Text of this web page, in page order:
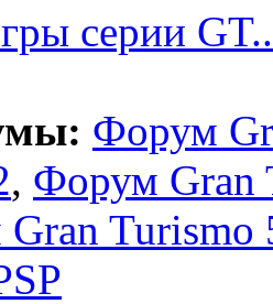
серии
Форум
, Форум Gran
Turismo